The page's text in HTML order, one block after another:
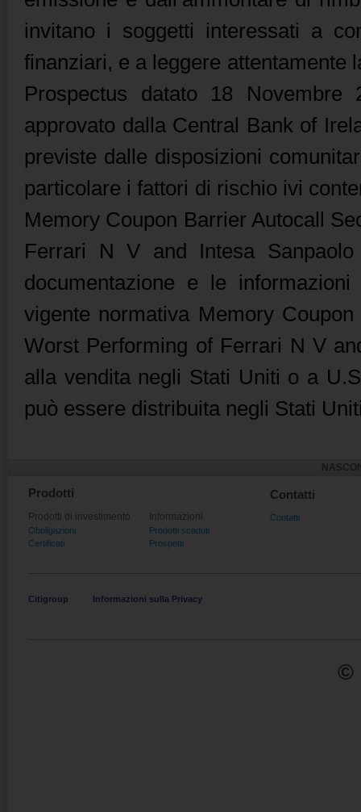
invitano i soggetti interessati a
finanziari, e a leggere attentamente
Prospectus datato 18
approvato dalla Central Bank of
previste dalle disposizioni
particolare i fattori di rischio ivi
Memory Coupon Barrier Autocall
Ferrari N V and Intesa
documentazione e le
vigente normativa Memory
Worst Performing of Ferrari N V
alla vendita negli Stati Uniti o a
può essere distribuita negli Stati
Prodotti
Prodotti di investimento
Obbligazioni
Certificati
Informazioni
Prodotti scaduti
Prospetti
Contatti
Contatti
Citigroup Informazioni sulla Privacy
©